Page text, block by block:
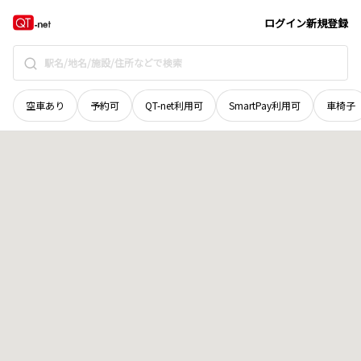
ログイン新規登録
空車あり 予約可 QT-net利用可 SmartPay利用可 車椅子
広島県